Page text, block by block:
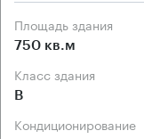
Площадь здания
750 кв.м
Класс здания
B
Кондиционирование